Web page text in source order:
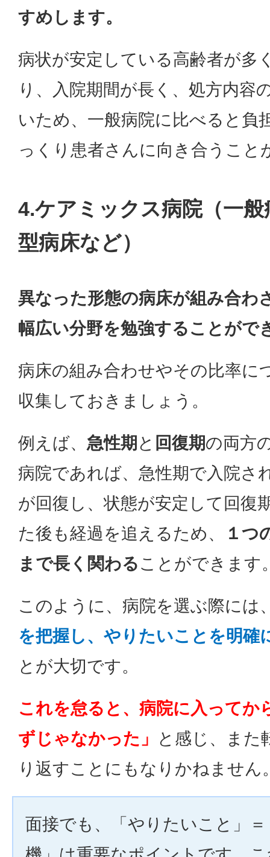
すめします。
病状が安定している高齢者が多
り、入院期間が長く、処方内容
いため、一般病院に比べると負
っくり患者さんに向き合うこと
4.ケアミックス病院（一般
型病床など）
異なった形態の病床が組み合わ
幅広い分野を勉強することがで
病床の組み合わせやその比率に
収集しておきましょう。
例えば、 急性期 と 回復期の両方
病院であれば、急性期で入院さ
が回復し、状態が安定して回復
た後も経過を追えるため、
１つ
まで長く関わることができます
このように、病院を選ぶ際には
を把握し、やりたいことを明確
とが大切です。
これを怠ると、病院に入ってか
ずじゃなかった」
と感じ、また
り返すことにもなりかねません
面接でも、「やりたいこと」